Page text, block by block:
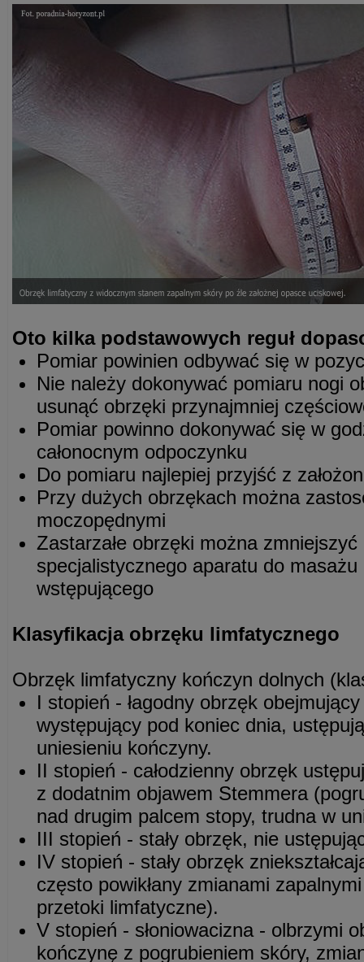
Oto kilka podstawowych reguł
Pomiar powinien odbywać się w
Nie należy dokonywać pomiaru nogi
usunąć obrzęki przynajmniej
Pomiar powinno dokonywać się w
całonocnym odpoczynku
Do pomiaru najlepiej przyjść z
Przy dużych obrzękach można
moczopędnymi
Zastarzałe obrzęki można
specjalistycznego aparatu do
wstępującego
Klasyfikacja obrzęku limfatycznego
Obrzęk limfatyczny kończyn dolnych
I stopień - łagodny obrzęk
występujący pod koniec dnia,
uniesieniu kończyny.
II stopień - całodzienny obrzęk
z dodatnim objawem Stemmera
nad drugim palcem stopy, trudna w
III stopień - stały obrzęk, nie
IV stopień - stały obrzęk
często powikłany zmianami
przetoki limfatyczne).
V stopień - słoniowacizna - olbrzymi
kończynę z pogrubieniem skóry,